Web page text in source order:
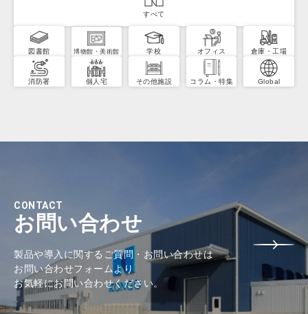
すべて
図書館 博物館・美術館 学校 オフィス 倉庫・工場
消防署 個人宅 その他施設 コラム・特集 Global
CONTACT
お問い合わせ
製品や導入に関するご質問・お問い合わせは
お問い合わせフォームより
お気軽にお問い合わせください。